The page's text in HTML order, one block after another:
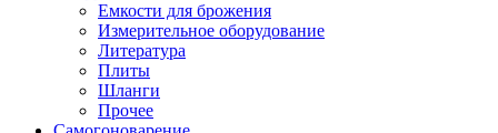
Емкости для брожения
Измерительное оборудование
Литература
Плиты
Шланги
Прочее